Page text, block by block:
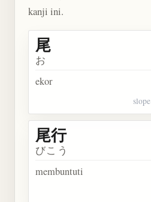
kanji ini.
尾
お
ekor
尾行
びこう
membuntuti